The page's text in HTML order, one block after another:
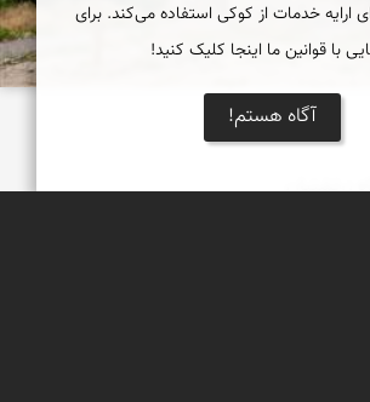
زرتشتيان
ارایه خدمات از کوکی استفاده می‌کند. برای
با قوانین ما اینجا کلیک کنید!
آگاه هستم!